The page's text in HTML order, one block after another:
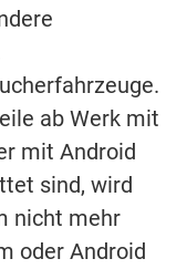
ab Werk mit
mit Android
sind, wird
nicht mehr
oder Android